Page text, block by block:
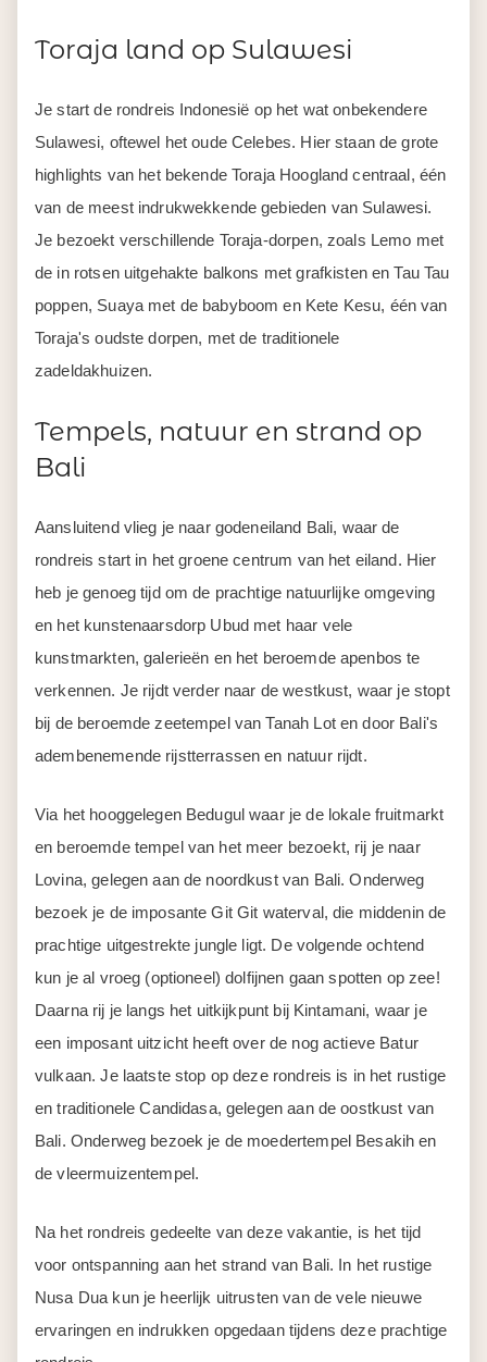
Toraja land op Sulawesi
Je start de rondreis Indonesië op het wat onbekendere
Sulawesi, oftewel het oude Celebes. Hier staan de grote
highlights van het bekende Toraja Hoogland centraal, één
van de meest indrukwekkende gebieden van Sulawesi.
Je bezoekt verschillende Toraja-dorpen, zoals Lemo met
de in rotsen uitgehakte balkons met grafkisten en Tau Tau
poppen, Suaya met de babyboom en Kete Kesu, één van
Toraja's oudste dorpen, met de traditionele
zadeldakhuizen.
Tempels, natuur en strand op
Bali
Aansluitend vlieg je naar godeneiland Bali, waar de
rondreis start in het groene centrum van het eiland. Hier
heb je genoeg tijd om de prachtige natuurlijke omgeving
en het kunstenaarsdorp Ubud met haar vele
kunstmarkten, galerieën en het beroemde apenbos te
verkennen. Je rijdt verder naar de westkust, waar je stopt
bij de beroemde zeetempel van Tanah Lot en door Bali's
adembenemende rijstterrassen en natuur rijdt.
Via het hooggelegen Bedugul waar je de lokale fruitmarkt
en beroemde tempel van het meer bezoekt, rij je naar
Lovina, gelegen aan de noordkust van Bali. Onderweg
bezoek je de imposante Git Git waterval, die middenin de
prachtige uitgestrekte jungle ligt. De volgende ochtend
kun je al vroeg (optioneel) dolfijnen gaan spotten op zee!
Daarna rij je langs het uitkijkpunt bij Kintamani, waar je
een imposant uitzicht heeft over de nog actieve Batur
vulkaan. Je laatste stop op deze rondreis is in het rustige
en traditionele Candidasa, gelegen aan de oostkust van
Bali. Onderweg bezoek je de moedertempel Besakih en
de vleermuizentempel.
Na het rondreis gedeelte van deze vakantie, is het tijd
voor ontspanning aan het strand van Bali. In het rustige
Nusa Dua kun je heerlijk uitrusten van de vele nieuwe
ervaringen en indrukken opgedaan tijdens deze prachtige